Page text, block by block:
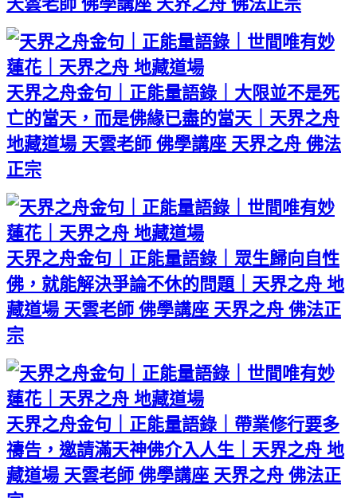
天界之舟金句｜正能量語錄｜大限並不是死
亡的當天，而是佛緣已盡的當天｜天界之舟
地藏道場 天雲老師 佛學講座 天界之舟 佛法
正宗
天界之舟金句｜正能量語錄｜眾生歸向自性
佛，就能解決爭論不休的問題｜天界之舟 地
藏道場 天雲老師 佛學講座 天界之舟 佛法正
宗
天界之舟金句｜正能量語錄｜帶業修行要多
禱告，邀請滿天神佛介入人生｜天界之舟 地
藏道場 天雲老師 佛學講座 天界之舟 佛法正